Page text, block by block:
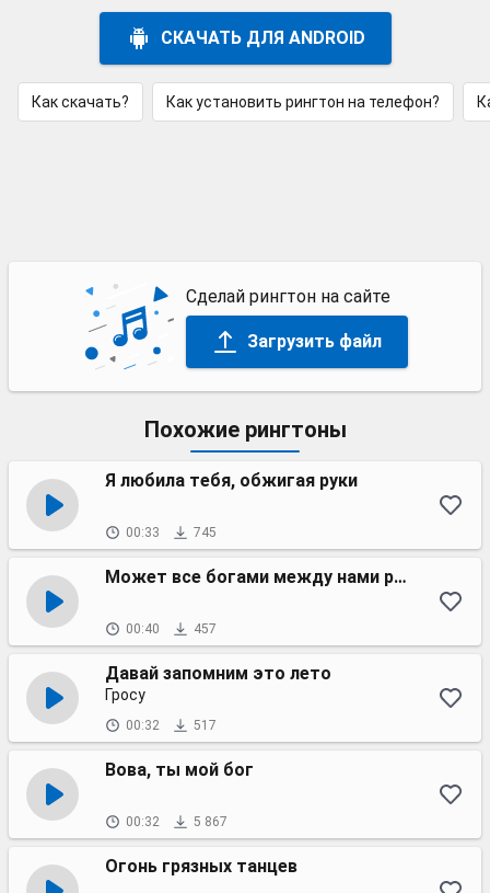
СКАЧАТЬ ДЛЯ ANDROID
Как скачать? Как установить рингтон на телефон?
Сделай рингтон на сайте
Загрузить файл
Похожие рингтоны
Я любила тебя, обжигая руки
00:33 745
Может все богами между нами решено
00:40 457
Давай запомним это лето
Гросу
00:32 517
Вова, ты мой бог
00:32 5 867
Огонь грязных танцев